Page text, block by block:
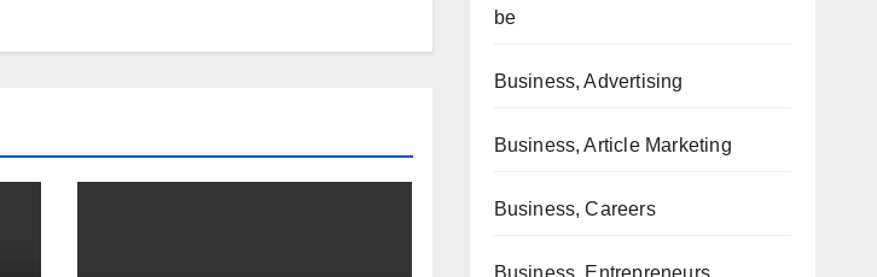
be
Business, Advertising
Business, Article Marketing
Business, Careers
Business, Entrepreneurs